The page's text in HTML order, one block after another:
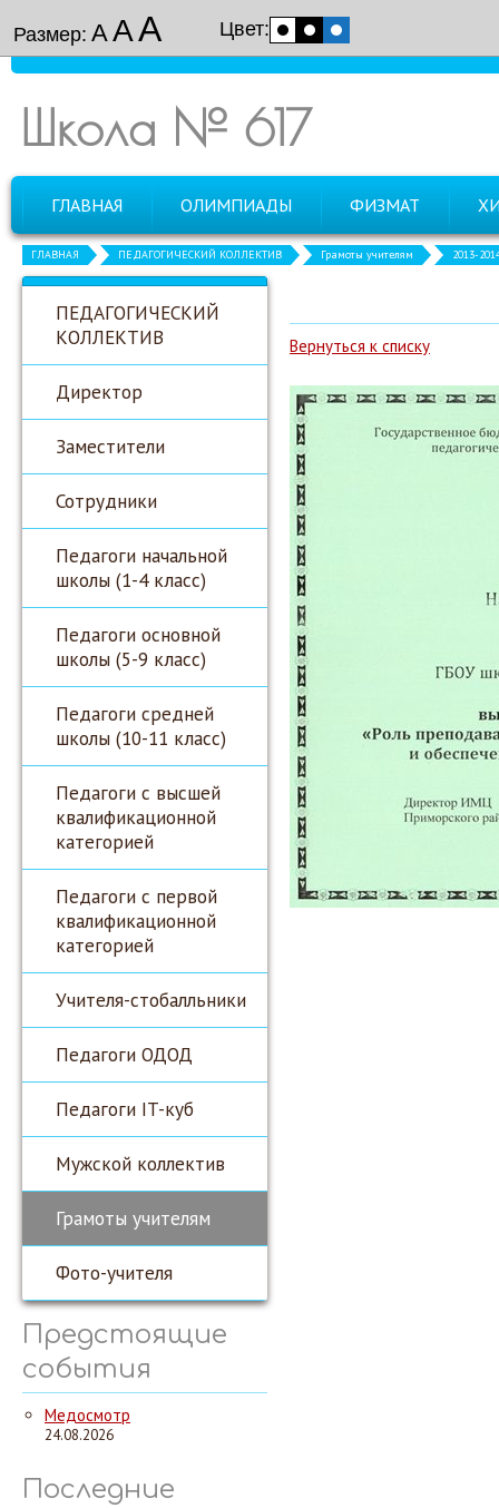
Размер: ААА Цвет:
Школа № 617
ГЛАВНАЯ ОЛИМПИАДЫ ФИЗМАТ
ГЛАВНАЯ ПЕДАГОГИЧЕСКИЙ КОЛЛЕКТИВ Грамоты учителям 2013-
ПЕДАГОГИЧЕСКИЙ
КОЛЛЕКТИВ
Директор
Заместители
Сотрудники
Педагоги начальной
школы (1-4 класс)
Педагоги основной
школы (5-9 класс)
Педагоги средней
школы (10-11 класс)
Педагоги с высшей
квалификационной
категорией
Педагоги с первой
квалификационной
категорией
Учителя-стобалльники
Педагоги ОДОД
Педагоги IT-куб
Мужской коллектив
Грамоты учителям
Фото-учителя
Предстоящие
события
Медосмотр
24.08.2026
Последние
Вернуться к списку